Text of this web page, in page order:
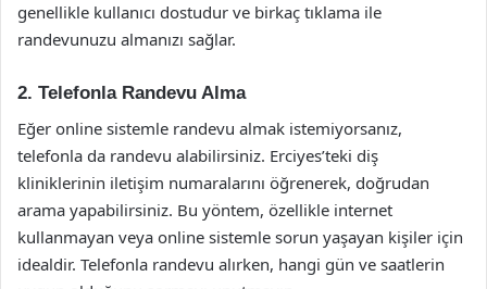
genellikle kullanıcı dostudur ve birkaç tıklama ile
randevunuzu almanızı sağlar.
2. Telefonla Randevu Alma
Eğer online sistemle randevu almak istemiyorsanız,
telefonla da randevu alabilirsiniz. Erciyes’teki diş
kliniklerinin iletişim numaralarını öğrenerek, doğrudan
arama yapabilirsiniz. Bu yöntem, özellikle internet
kullanmayan veya online sistemle sorun yaşayan kişiler için
idealdir. Telefonla randevu alırken, hangi gün ve saatlerin